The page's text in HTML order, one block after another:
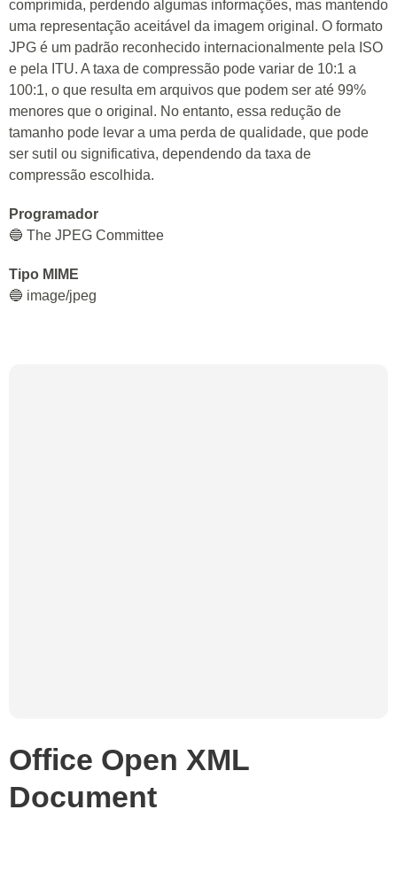
comprimida, perdendo algumas informações, mas mantendo
uma representação aceitável da imagem original. O formato
JPG é um padrão reconhecido internacionalmente pela ISO
e pela ITU. A taxa de compressão pode variar de 10:1 a
100:1, o que resulta em arquivos que podem ser até 99%
menores que o original. No entanto, essa redução de
tamanho pode levar a uma perda de qualidade, que pode
ser sutil ou significativa, dependendo da taxa de
compressão escolhida.
Programador
🔵 The JPEG Committee
Tipo MIME
🔵 image/jpeg
Office Open XML
Document